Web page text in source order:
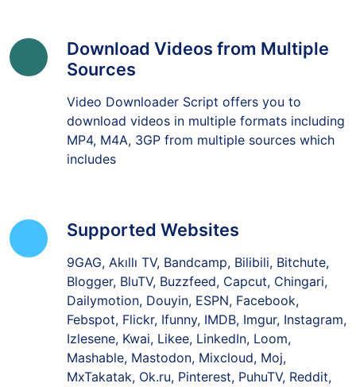
Download Videos from Multiple
Sources
Video Downloader Script offers you to
download videos in multiple formats including
MP4, M4A, 3GP from multiple sources which
includes
Supported Websites
9GAG, Akıllı TV, Bandcamp, Bilibili, Bitchute,
Blogger, BluTV, Buzzfeed, Capcut, Chingari,
Dailymotion, Douyin, ESPN, Facebook,
Febspot, Flickr, Ifunny, IMDB, Imgur, Instagram,
Izlesene, Kwai, Likee, LinkedIn, Loom,
Mashable, Mastodon, Mixcloud, Moj,
MxTakatak, Ok.ru, Pinterest, PuhuTV, Reddit,